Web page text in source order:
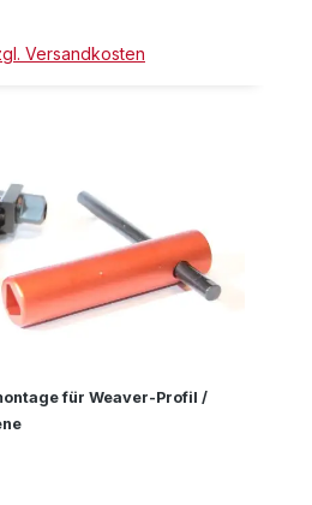
Versandkosten
für Weaver-Profil /